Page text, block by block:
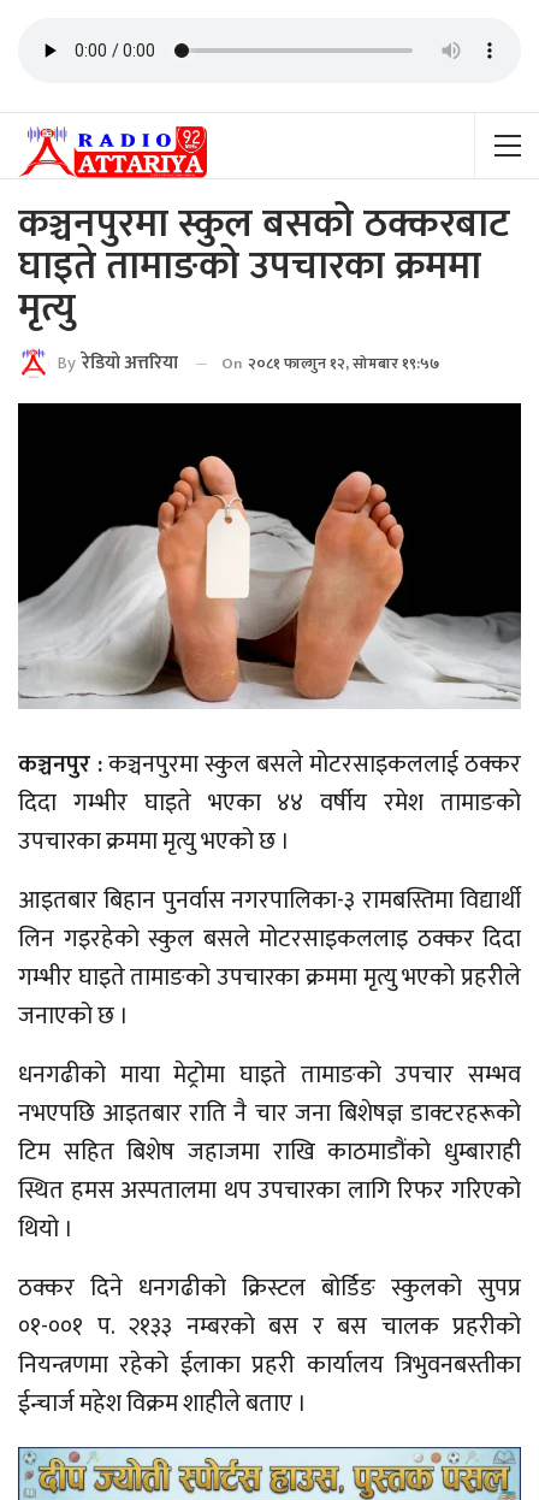
कञ्चनपुरमा स्कुल बसको ठक्करबाट
घाइते तामाङको उपचारका क्रममा
मृत्यु
By रेडियाे अत्तरिया On २०८१ फाल्गुन १२, सोमबार १९:५७
कञ्चनपुर :कञ्चनपुरमा स्कुल बसले मोटरसाइकललाई ठक्कर
दिदा गम्भीर घाइते भएका ४४ वर्षीय रमेश तामाङको
उपचारका क्रममा मृत्यु भएको छ ।
आइतबार बिहान पुनर्वास नगरपालिका-३ रामबस्तिमा विद्यार्थी
लिन गइरहेको स्कुल बसले मोटरसाइकललाइ ठक्कर दिदा
गम्भीर घाइते तामाङको उपचारका क्रममा मृत्यु भएको प्रहरीले
जनाएको छ ।
धनगढीको माया मेट्रोमा घाइते तामाङको उपचार सम्भव
नभएपछि आइतबार राति नै चार जना बिशेषज्ञ डाक्टरहरूको
टिम सहित बिशेष जहाजमा राखि काठमाडौंको धुम्बाराही
स्थित हमस अस्पतालमा थप उपचारका लागि रिफर गरिएको
थियो ।
ठक्कर दिने धनगढीको क्रिस्टल बोर्डिङ स्कुलको सुपप्र
०१-००१ प. २१३३ नम्बरको बस र बस चालक प्रहरीको
नियन्त्रणमा रहेको ईलाका प्रहरी कार्यालय त्रिभुवनबस्तीका
ईन्चार्ज महेश विक्रम शाहीले बताए ।